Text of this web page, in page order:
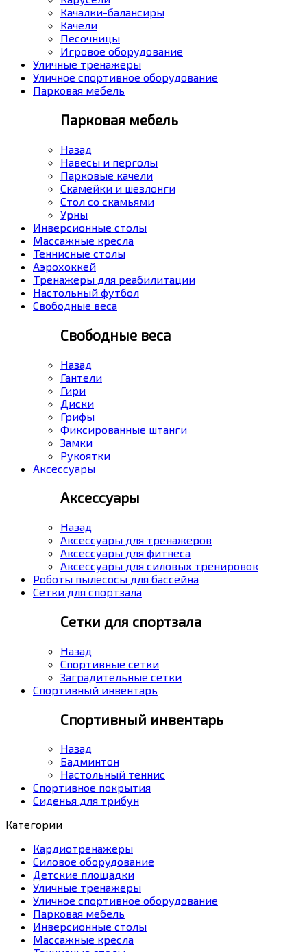
Качалки-балансиры
Качели
Песочницы
Игровое оборудование
Уличные тренажеры
Уличное спортивное оборудование
Парковая мебель
Парковая мебель
Назад
Навесы и перголы
Парковые качели
Скамейки и шезлонги
Стол со скамьями
Урны
Инверсионные столы
Массажные кресла
Теннисные столы
Аэрохоккей
Тренажеры для реабилитации
Настольный футбол
Свободные веса
Свободные веса
Назад
Гантели
Гири
Диски
Грифы
Фиксированные штанги
Замки
Рукоятки
Аксессуары
Аксессуары
Назад
Аксессуары для тренажеров
Аксессуары для фитнеса
Аксессуары для силовых тренировок
Роботы пылесосы для бассейна
Сетки для спортзала
Сетки для спортзала
Назад
Спортивные сетки
Заградительные сетки
Спортивный инвентарь
Спортивный инвентарь
Назад
Бадминтон
Настольный теннис
Спортивное покрытия
Сиденья для трибун
Категории
Кардиотренажеры
Силовое оборудование
Детские площадки
Уличные тренажеры
Уличное спортивное оборудование
Парковая мебель
Инверсионные столы
Массажные кресла